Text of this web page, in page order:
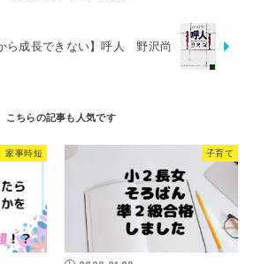
ら成長できない】呼人 野沢尚
家事時短 子育て